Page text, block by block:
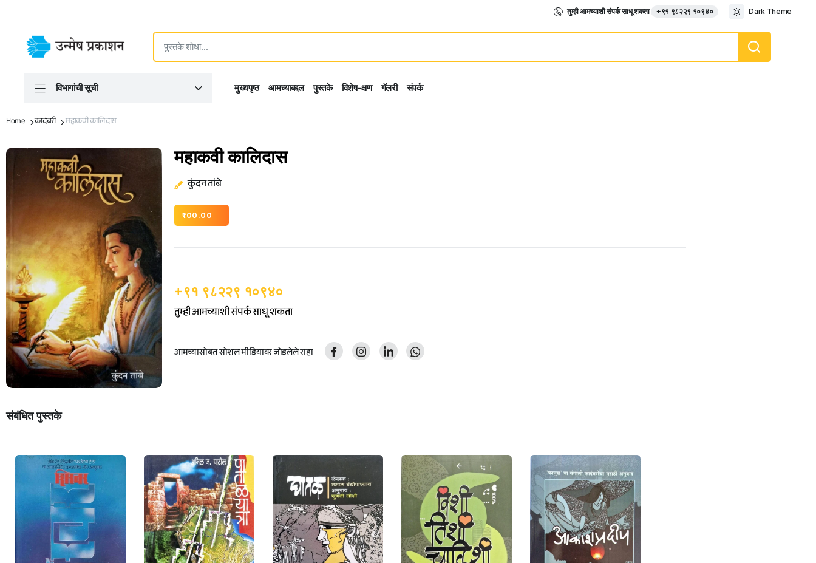
तुम्ही आमच्याशी संपर्क साधू शकता +९१ ९८२२९ १०९४० Dark Theme
विभागांची सूची मुख्यपृष्ठ आमच्याबद्दल पुस्तके विशेष-क्षण गॅलरी संपर्क
Home कादंबरी महाकवी कालिदास
महाकवी कालिदास
कुंदन तांबे
100.00
+९१ ९८२२९ १०९४०
तुम्ही आमच्याशी संपर्क साधू शकता
आमच्यासोबत सोशल मीडियावर जोडलेले राहा
संबंधित पुस्तके